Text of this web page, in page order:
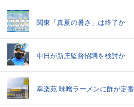
関東「真夏の暑さ」は終了か
中日が新庄監督招聘を検討か
幸楽苑 味噌ラーメンに酢が定番